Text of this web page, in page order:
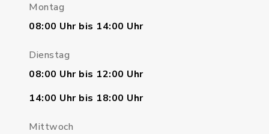
Montag
08:00 Uhr bis 14:00 Uhr
Dienstag
08:00 Uhr bis 12:00 Uhr
14:00 Uhr bis 18:00 Uhr
Mittwoch